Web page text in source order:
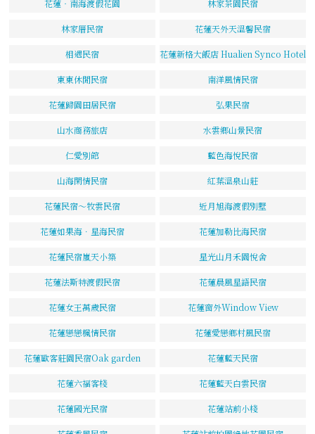
花蓮‧南海渡假花園 林家茶園民宿
林家厝民宿 花蓮天外天溫馨民宿
相遇民宿 花蓮新格大飯店 Hualien Synco Hotel
東東休閒民宿 南洋風情民宿
花蓮歸園田居民宿 弘果民宿
山水商務旅店 水雲鄉山景民宿
仁愛別館 藍色海悅民宿
山海閑情民宿 紅葉溫泉山莊
花蓮民宿～牧雲民宿 近月旭海渡假別墅
花蓮如果海．星海民宿 花蓮加勒比海民宿
花蓮民宿嵐天小築 星光山月禾園悅舍
花蓮法斯特渡假民宿 花蓮晨風星語民宿
花蓮女王萬歲民宿 花蓮窗外Window View
花蓮戀戀楓情民宿 花蓮愛戀鄉村風民宿
花蓮歐客莊園民宿Oak garden 花蓮藍天民宿
花蓮六福客棧 花蓮藍天白雲民宿
花蓮國光民宿 花蓮站前小棧